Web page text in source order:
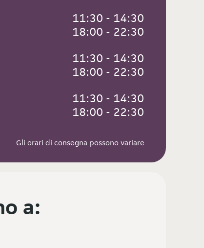
11:30 - 14:30
18:00 - 22:30
11:30 - 14:30
18:00 - 22:30
11:30 - 14:30
18:00 - 22:30
Gli orari di consegna possono variare
a: